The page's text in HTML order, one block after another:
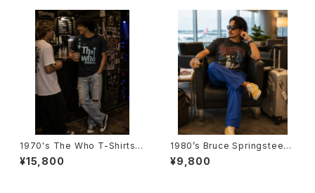
1970's The Who T-Shirts -
1970年代 ザ・フーTシャツ-
¥15,800
1980’s Bruce Springsteen t
our T-Shirts -1980年代 ブル
ース・スプリングスティーン ツア
¥9,800